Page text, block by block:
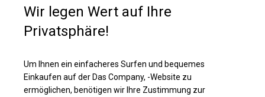
Die Seitenwände haben Netzfenster, die Luft hereinlassen. An jedem
dieser Fenster befindet sich ein Klettrollo, das jederzeit ausgeklappt
werden kann und das Fenster abdeckt, beispielsweise bei Regen oder
wenn Sie das Zeltinnere abdecken möchten.
Einzelheiten ansehen
Wir legen Wert auf Ihre
Privatsphäre!
Um Ihnen ein einfacheres Surfen und bequemes
Einkaufen auf der Das Company, -Website zu
ermöglichen, benötigen wir Ihre Zustimmung zur